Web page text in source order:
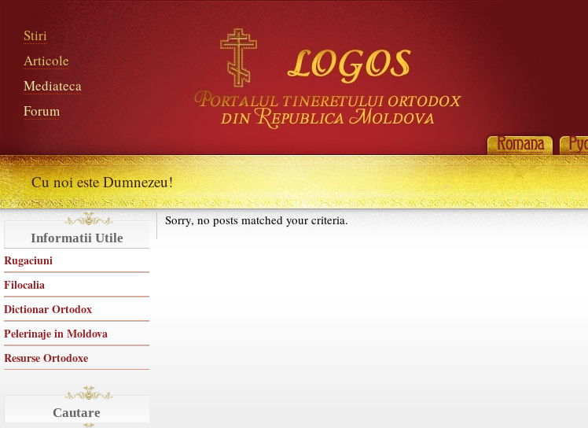
Stiri
Articole
Mediateca
Forum
Cu noi este Dumnezeu!
Informatii Utile
Rugaciuni
Filocalia
Dictionar Ortodox
Pelerinaje in Moldova
Resurse Ortodoxe
Cautare
Sorry, no posts matched your criteria.